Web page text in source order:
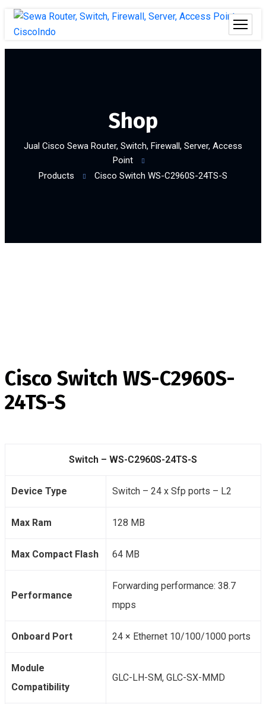
Shop
Jual Cisco Sewa Router, Switch, Firewall, Server, Access
Point
Products
Cisco Switch WS-C2960S-24TS-S
Cisco Switch WS-C2960S-
24TS-S
Switch – WS-C2960S-24TS-S
Device Type Switch – 24 x Sfp ports – L2
Max Ram 128 MB
Max Compact Flash 64 MB
Performance
Forwarding performance: 38.7
mpps
Onboard Port 24 × Ethernet 10/100/1000 ports
Module
Compatibility
GLC-LH-SM, GLC-SX-MMD